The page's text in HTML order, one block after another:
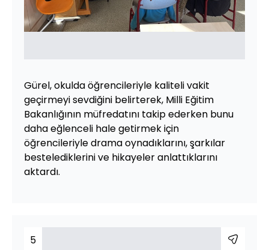
Gürel, okulda öğrencileriyle kaliteli vakit
geçirmeyi sevdiğini belirterek, Milli Eğitim
Bakanlığının müfredatını takip ederken bunu
daha eğlenceli hale getirmek için
öğrencileriyle drama oynadıklarını, şarkılar
bestelediklerini ve hikayeler anlattıklarını
aktardı.
5